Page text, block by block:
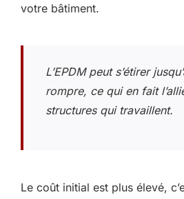
votre bâtiment.
L’EPDM peut s’étirer
rompre, ce qui en fait
structures qui travaillent.
Le coût initial est plus élevé,